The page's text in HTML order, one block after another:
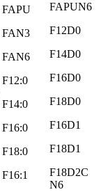
FAPU
FAN3
FAN6
F12:0
F14:0
F16:0
F18:0
F16:1
FAPUN6
F12D0
F14D0
F16D0
F18D0
F16D1
F18D1
F18D2C
N6